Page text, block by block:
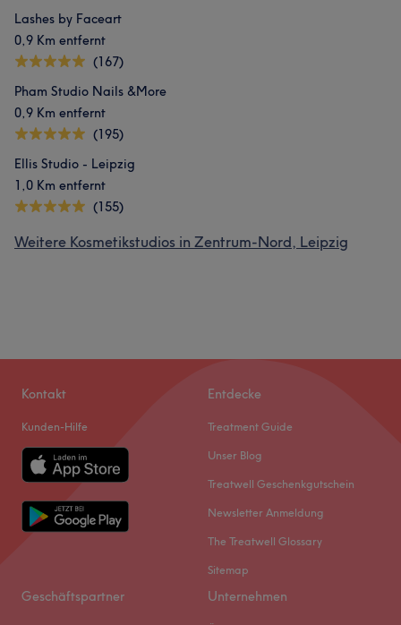
Lashes by Faceart
0,9 Km entfernt
(167)
Pham Studio Nails &More
0,9 Km entfernt
(195)
Ellis Studio - Leipzig
1,0 Km entfernt
(155)
Weitere Kosmetikstudios in Zentrum-Nord, Leipzig
Kontakt
Kunden-Hilfe
Entdecke
Treatment Guide
Unser Blog
Treatwell Geschenkgutschein
Newsletter Anmeldung
The Treatwell Glossary
Sitemap
Geschäftspartner Unternehmen